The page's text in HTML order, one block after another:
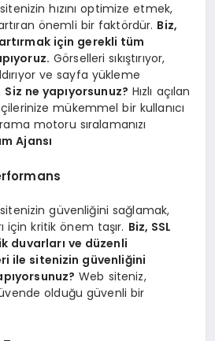
hızını optimize etmek,
önemli bir faktördür. Biz,
için gerekli tüm
Görselleri sıkıştırıyor,
ve sayfa yükleme
Siz ne yapıyorsunuz? Hızlı açılan
mükemmel bir kullanıcı
motoru sıralamanızı
Ajansı
güvenliğini sağlamak,
için kritik önem taşır. Biz, SSL
duvarları ve düzenli
ile sitenizin güvenliğini
Web siteniz,
olduğu güvenli bir